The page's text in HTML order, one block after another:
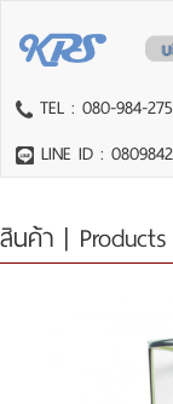
TEL : 080-984-
LINE ID :
สินค้า | Products